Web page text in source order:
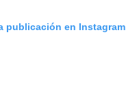
publicación en Instagram